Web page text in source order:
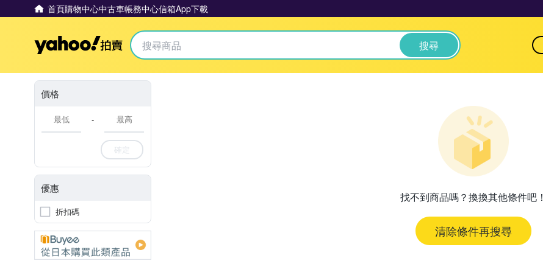
首頁購物中心中古車帳務中心信箱App下載
Yahoo拍賣 搜尋
價格
-
確定
優惠
折扣碼
找不到商品嗎？換換其他條件吧！
清除條件再搜尋